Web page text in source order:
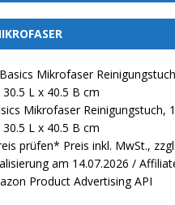
Mikrofaser Reinigungstuch,
L x 40.5 B cm
prüfen* Preis inkl. MwSt.,
am 14.07.2026 /
Product Advertising API